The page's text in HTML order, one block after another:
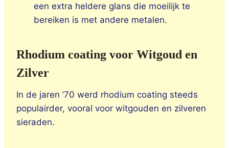
een extra heldere glans die moeilijk te
bereiken is met andere metalen.
Rhodium coating voor Witgoud en
Zilver
In de jaren ’70 werd rhodium coating steeds
populairder, vooral voor witgouden en zilveren
sieraden.